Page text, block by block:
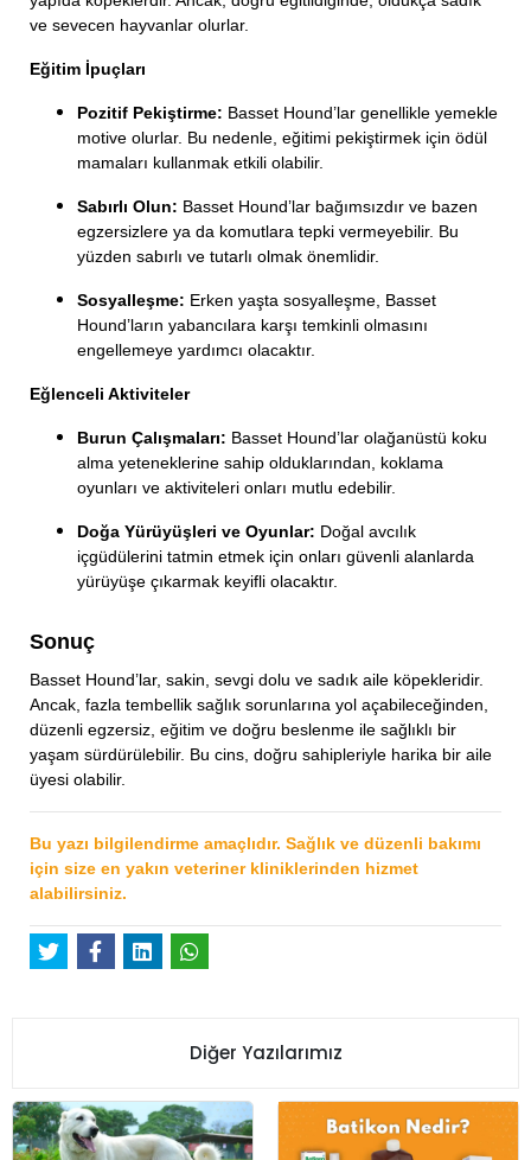
ve sevecen hayvanlar olurlar.
Eğitim İpuçları
Pozitif Pekiştirme: Basset Hound’lar genellikle yemekle
motive olurlar. Bu nedenle, eğitimi pekiştirmek için ödül
mamaları kullanmak etkili olabilir.
Sabırlı Olun: Basset Hound’lar bağımsızdır ve bazen
egzersizlere ya da komutlara tepki vermeyebilir. Bu
yüzden sabırlı ve tutarlı olmak önemlidir.
Sosyalleşme: Erken yaşta sosyalleşme, Basset
Hound’ların yabancılara karşı temkinli olmasını
engellemeye yardımcı olacaktır.
Eğlenceli Aktiviteler
Burun Çalışmaları: Basset Hound’lar olağanüstü koku
alma yeteneklerine sahip olduklarından, koklama
oyunları ve aktiviteleri onları mutlu edebilir.
Doğa Yürüyüşleri ve Oyunlar: Doğal avcılık
içgüdülerini tatmin etmek için onları güvenli alanlarda
yürüyüşe çıkarmak keyifli olacaktır.
Sonuç
Basset Hound’lar, sakin, sevgi dolu ve sadık aile köpekleridir.
Ancak, fazla tembellik sağlık sorunlarına yol açabileceğinden,
düzenli egzersiz, eğitim ve doğru beslenme ile sağlıklı bir
yaşam sürdürülebilir. Bu cins, doğru sahipleriyle harika bir aile
üyesi olabilir.
Bu yazı bilgilendirme amaçlıdır. Sağlık ve düzenli bakımı
için size en yakın veteriner kliniklerinden hizmet
alabilirsiniz.
Diğer Yazılarımız